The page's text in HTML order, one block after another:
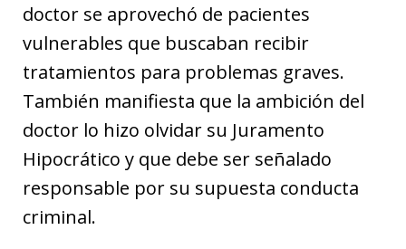
doctor se aprovechó de pacientes
vulnerables que buscaban recibir
tratamientos para problemas graves.
También manifiesta que la ambición del
doctor lo hizo olvidar su Juramento
Hipocrático y que debe ser señalado
responsable por su supuesta conducta
criminal.